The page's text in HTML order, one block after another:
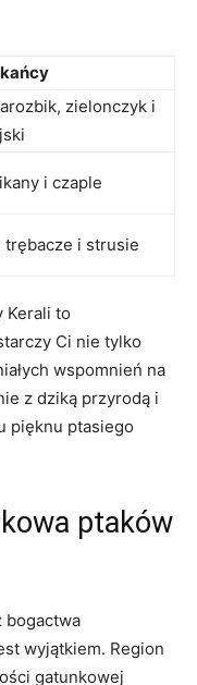
zielonczyk i
i czaple
trębacze i strusie
Kerali to
Ci nie tylko
wspomnień na
z dziką przyrodą i
pięknu ptasiego
ptaków
bogactwa
wyjątkiem. Region
gatunkowej